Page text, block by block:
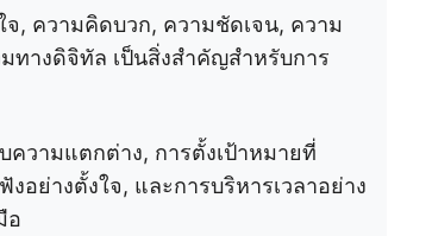
จ, ความคิดบวก, ความชัดเจน, ความ
ทางดิจิทัล เป็นสิ่งสำคัญสำหรับการ
วามแตกต่าง, การตั้งเป้าหมายที่
อย่างตั้งใจ, และการบริหารเวลาอย่าง
อ